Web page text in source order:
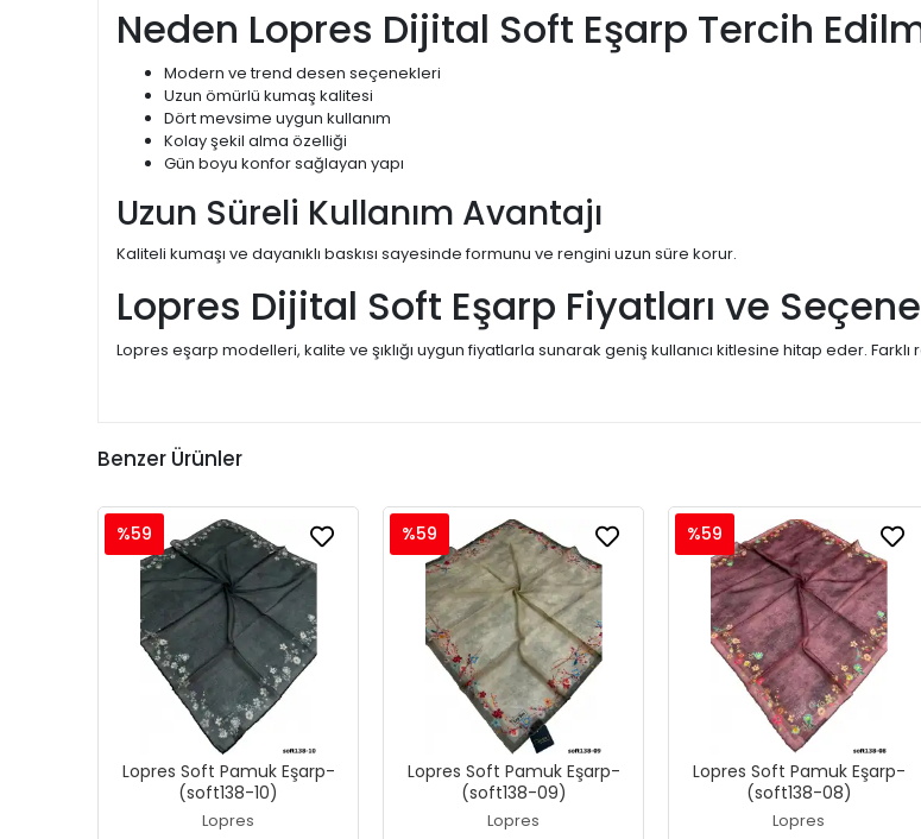
Neden Lopres Dijital Soft Eşarp Tercih
Modern ve trend desen seçenekleri
Uzun ömürlü kumaş kalitesi
Dört mevsime uygun kullanım
Kolay şekil alma özelliği
Gün boyu konfor sağlayan yapı
Uzun Süreli Kullanım Avantajı
Kaliteli kumaşı ve dayanıklı baskısı sayesinde formunu ve rengini uzun süre korur.
Lopres Dijital Soft Eşarp Fiyatları ve
Lopres eşarp modelleri, kalite ve şıklığı uygun fiyatlarla sunarak geniş kullanıcı kitlesine hitap eder.
Benzer Ürünler
Lopres Soft Pamuk Eşarp-
(soft138-10)
Lopres
%59
Lopres Soft Pamuk Eşarp-
(soft138-09)
Lopres
%59
Lopres Soft Pamuk Eşarp-
(soft138-08)
Lopres
%59